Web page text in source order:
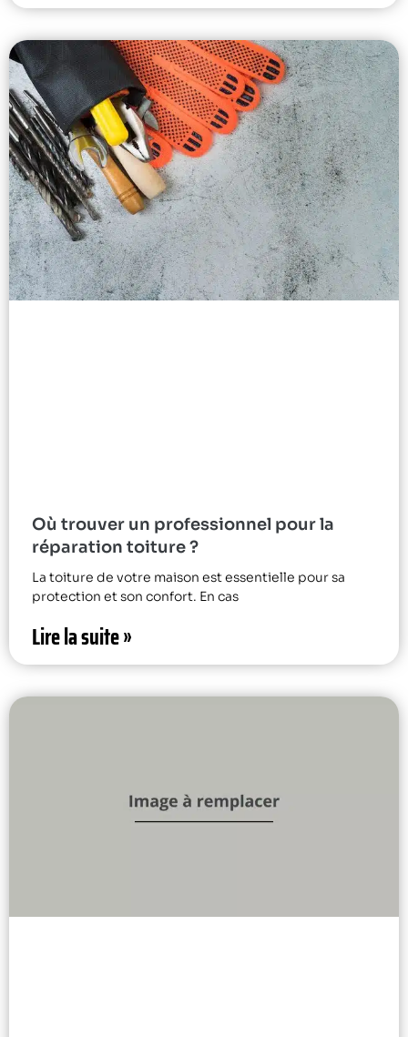
Où trouver un professionnel pour la
réparation toiture ?
La toiture de votre maison est essentielle pour sa
protection et son confort. En cas
Lire la suite »